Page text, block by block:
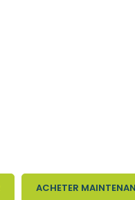
ACHETER